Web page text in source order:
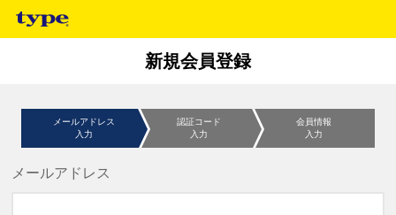
新規会員登録
メールアドレス
入力
認証コード
入力
会員情報
入力
メールアドレス